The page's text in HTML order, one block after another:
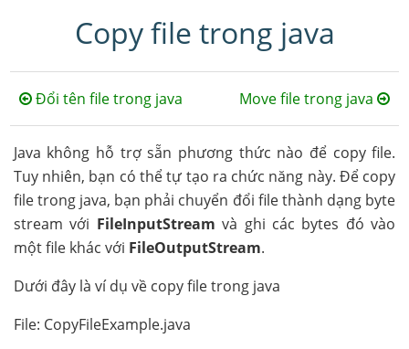
Copy file trong java
Đổi tên file trong java Move file trong java
Java không hỗ trợ sẵn phương thức nào để copy file.
Tuy nhiên, bạn có thể tự tạo ra chức năng này. Để copy
file trong java, bạn phải chuyển đổi file thành dạng byte
stream với FileInputStream và ghi các bytes đó vào
một file khác với FileOutputStream.
Dưới đây là ví dụ về copy file trong java
File: CopyFileExample.java